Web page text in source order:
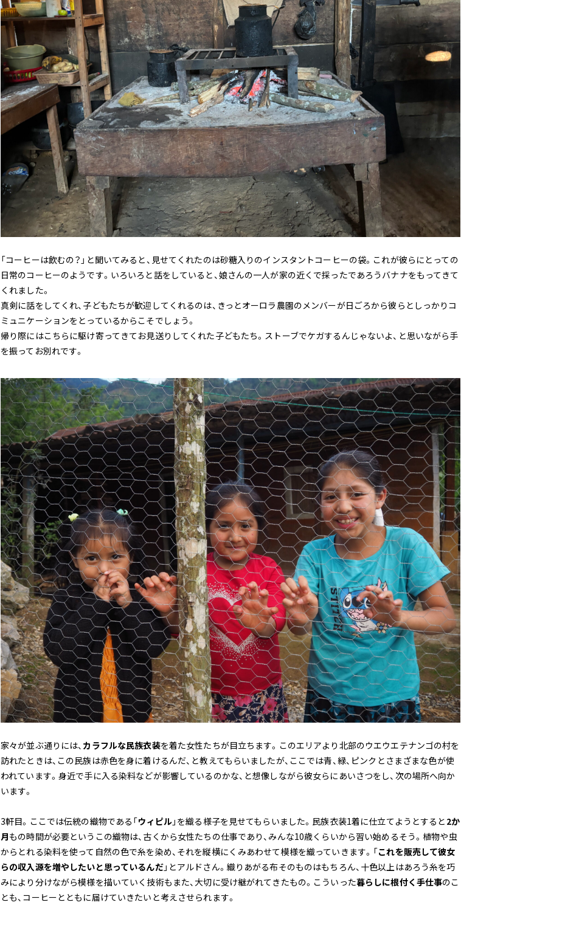
「コーヒーは飲むの？」と聞いてみると、見せてくれたのは砂糖入りのインスタントコーヒーの袋。これが彼らにとっての
日常のコーヒーのようです。いろいろと話をしていると、娘さんの一人が家の近くで採ったであろうバナナをもってきて
くれました。
真剣に話をしてくれ、子どもたちが歓迎してくれるのは、きっとオーロラ農園のメンバーが日ごろから彼らとしっかりコ
ミュニケーションをとっているからこそでしょう。
帰り際にはこちらに駆け寄ってきてお見送りしてくれた子どもたち。ストーブでケガするんじゃないよ、と思いながら手
を振ってお別れです。
家々が並ぶ通りには、 カラフルな民族衣装を着た女性たちが目立ちます。このエリアより北部のウエウエテナンゴの村を
訪れたときは、この民族は赤色を身に着けるんだ、と教えてもらいましたが、ここでは青、緑、ピンク――とさまざまな色が使
われています。身近で手に入る染料などが影響しているのかな、と想像しながら彼女らにあいさつをし、次の場所へ向か
います。
3軒目。ここでは伝統の織物である「ウィピル」を織る様子を見せてもらいました。民族衣装1着に仕立てようとすると 2か
月もの時間が必要というこの織物は、古くから女性たちの仕事であり、みんな10歳くらいから習い始めるそう。植物や虫
からとれる染料を使って自然の色で糸を染め、それを縦横にくみあわせて模様を織っていきます。「これを販売して彼女
らの収入源を増やしたいと思っているんだ」とアルドさん。織りあがる布そのものはもちろん、十色以上はあろう糸を巧
みにより分けながら模様を描いていく技術もまた、大切に受け継がれてきたもの。こういった暮らしに根付く手仕事のこ
とも、コーヒーとともに届けていきたいと考えさせられます。